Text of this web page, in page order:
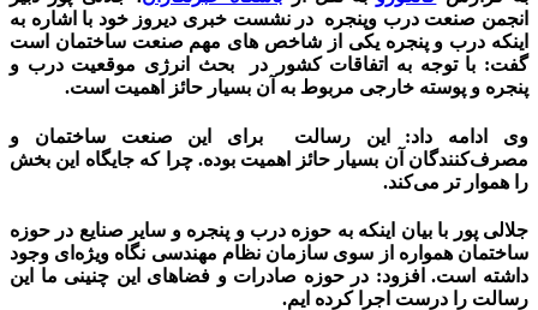
انجمن صنعت درب وپنجره در نشست خبری دیروز خود با اشاره به
اینکه درب و پنجره یکی از شاخص های مهم صنعت ساختمان است
گفت: با توجه به اتفاقات کشور در بحث انرژی موقعیت درب و
پنجره و پوسته خارجی مربوط به آن بسیار حائز اهمیت است.
وی ادامه داد: این رسالت برای این صنعت ساختمان و
مصرف‌کنندگان آن بسیار حائز اهمیت بوده. چرا که جایگاه این بخش
را هموار تر می‌کند.
جلالی پور با بیان اینکه به حوزه درب و پنجره و سایر صنایع در حوزه
ساختمان همواره از سوی سازمان نظام مهندسی نگاه ویژه‌ای وجود
داشته است. افزود: در حوزه صادرات و فضاهای این چنینی ما این
رسالت را درست اجرا کرده ایم.